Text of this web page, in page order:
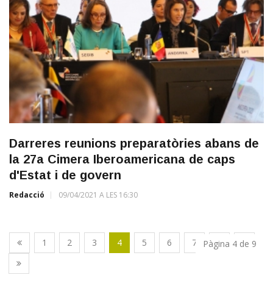
Darreres reunions preparatòries abans de
la 27a Cimera Iberoamericana de caps
d'Estat i de govern
Redacció 09/04/2021 A LES 16:30
1 2 3 4 5 6 7 8 9
Pàgina 4 de 9